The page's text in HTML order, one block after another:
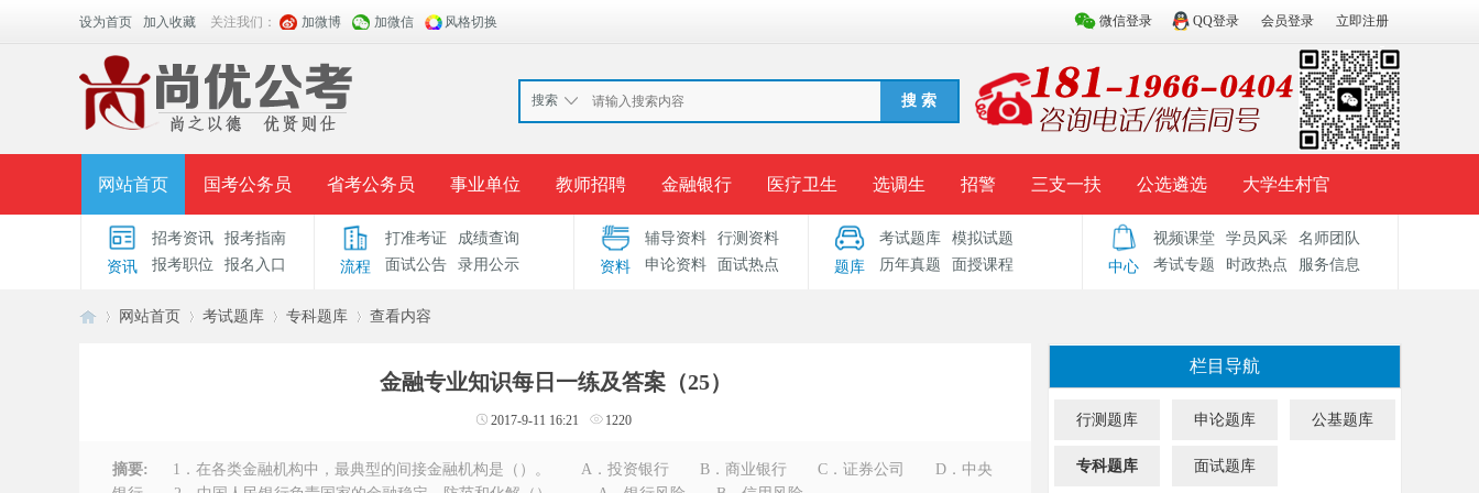
微信登录 QQ登录 会员登录 立即注册
设为首页 加入收藏 关注我们： 加微博 加微信 风格切换
搜索 搜 索
网站首页 国考公务员 省考公务员 事业单位 教师招聘 金融银行 医疗卫生 选调生 招警 三支一扶 公选遴选 大学生村官
面授课程 招考公告 面试公告 报考指导 准考证打印 成绩查询 录用公示 考试题库 辅导资料 历年真题 模拟试题
时政热点 视频课堂 名师团队 学员风采
资讯
招考资讯
报考指南
报考职位
报名入口 流程
打准考证
成绩查询
面试公告
录用公示 资料
辅导资料
行测资料
申论资料
面试热点 题库
考试题库
模拟试题
历年真题
面授课程 中心
视频课堂 学员风采
名师团队
考试专题
时政热点 服务信息
网站首页 考试题库 专科题库 查看内容
金融专业知识每日一练及答案（25）
2017-9-11 16:21 1220
摘要:
1．在各类金融机构中，最典型的间接金融机构是（）。 A．投资银行 B．商业银行 C．证券公司 D．中央
栏目导航
行测题库 申论题库 公基题库
专科题库 面试题库